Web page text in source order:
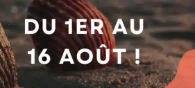
Ajouter au devis